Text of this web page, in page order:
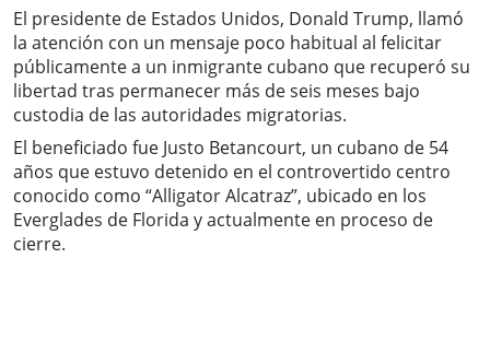
El presidente de Estados Unidos, Donald Trump, llamó
la atención con un mensaje poco habitual al felicitar
públicamente a un inmigrante cubano que recuperó su
libertad tras permanecer más de seis meses bajo
custodia de las autoridades migratorias.
El beneficiado fue Justo Betancourt, un cubano de 54
años que estuvo detenido en el controvertido centro
conocido como “Alligator Alcatraz”, ubicado en los
Everglades de Florida y actualmente en proceso de
cierre.